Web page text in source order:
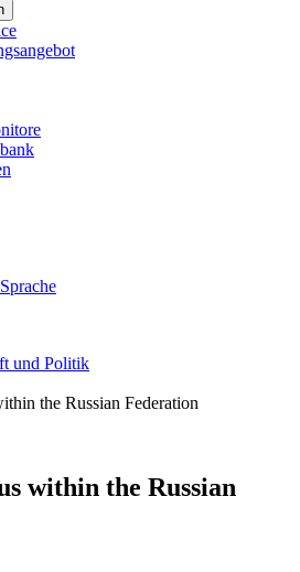
und Politik
the Russian Federation
within the Russian